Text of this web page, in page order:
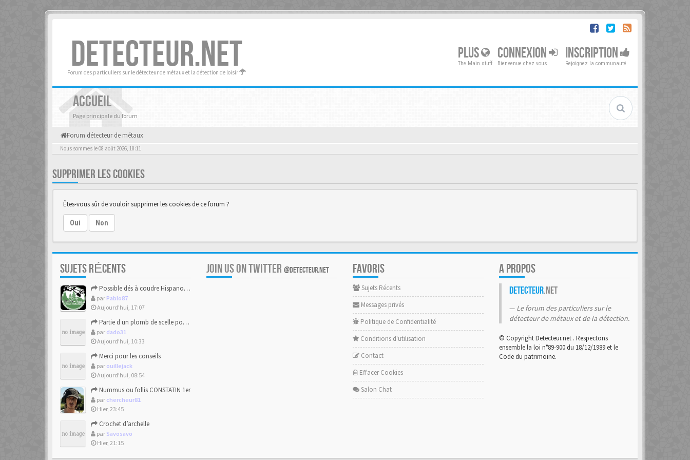
DETECTEUR.NET
Forum des particuliers sur le détecteur de métaux et la détection de loisir
PLUS
The Main stuff
CONNEXION
Bienvenue chez vous
INSCRIPTION
Rejoignez la communauté
ACCUEIL
Page principale du forum
Forum détecteur de métaux
Nous sommes le 08 août 2026, 18:11
SUPPRIMER LES COOKIES
Êtes-vous sûr de vouloir supprimer les cookies de ce forum ?
Oui Non
SUJETS RÉCENTS
Possible dés à coudre Hispano-mauresque.
par Pablo87
Aujourd’hui, 17:07
Partie d un plomb de scelle pour de la chaux hydraulique
par dado31
Aujourd’hui, 10:33
Merci pour les conseils
par ouillejack
Aujourd’hui, 08:54
Nummus ou follis CONSTATIN 1er
par chercheur81
Hier, 23:45
Crochet d’archelle
par Savosavo
Hier, 21:15
JOIN US ON TWITTER @DETECTEUR.NET FAVORIS
Sujets Récents
Messages privés
Politique de Confidentialité
Conditions d'utilisation
Contact
Effacer Cookies
Salon Chat
A PROPOS
Detecteur.net
Le forum des particuliers sur le
détecteur de métaux et de la détection.
© Copyright Detecteur.net . Respectons
ensemble la loi n°89-900 du 18/12/1989 et le
Code du patrimoine.